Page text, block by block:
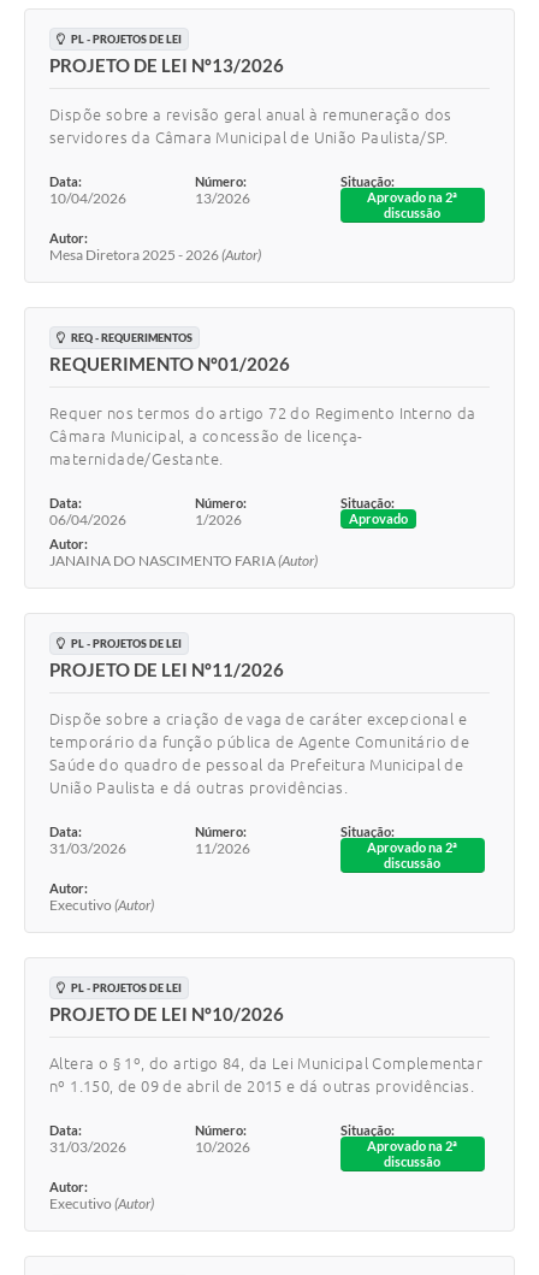
PL - PROJETOS DE LEI
PROJETO DE LEI Nº13/2026
Dispõe sobre a revisão geral anual à remuneração dos
servidores da Câmara Municipal de União Paulista/SP.
Data:
10/04/2026
Número:
13/2026
Situação:
Aprovado na 2ª
discussão
Autor:
Mesa Diretora 2025 - 2026(Autor)
REQ - REQUERIMENTOS
REQUERIMENTO Nº01/2026
Requer nos termos do artigo 72 do Regimento Interno da
Câmara Municipal, a concessão de licença-
maternidade/Gestante.
Data:
06/04/2026
Número:
1/2026
Situação:
Aprovado
Autor:
JANAINA DO NASCIMENTO FARIA(Autor)
PL - PROJETOS DE LEI
PROJETO DE LEI Nº11/2026
Dispõe sobre a criação de vaga de caráter excepcional e
temporário da função pública de Agente Comunitário de
Saúde do quadro de pessoal da Prefeitura Municipal de
União Paulista e dá outras providências.
Data:
31/03/2026
Número:
11/2026
Situação:
Aprovado na 2ª
discussão
Autor:
Executivo (Autor)
PL - PROJETOS DE LEI
PROJETO DE LEI Nº10/2026
Altera o § 1º, do artigo 84, da Lei Municipal Complementar
nº 1.150, de 09 de abril de 2015 e dá outras providências.
Data:
31/03/2026
Número:
10/2026
Situação:
Aprovado na 2ª
discussão
Autor:
Executivo (Autor)